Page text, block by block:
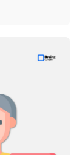
인데요.
고, 뽑기를 통해
과 행운권
가족부터
가족들이
로이드로도
가자들!